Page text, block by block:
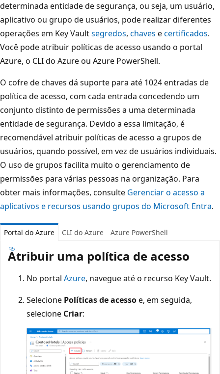
determinada entidade de segurança, ou seja, um usuário,
aplicativo ou grupo de usuários, pode realizar diferentes
operações em Key Vaultsegredos, chaves ecertificados.
Você pode atribuir políticas de acesso usando o portal
Azure, o CLI do Azure ou Azure PowerShell.
O cofre de chaves dá suporte para até 1024 entradas de
política de acesso, com cada entrada concedendo um
conjunto distinto de permissões a uma determinada
entidade de segurança. Devido a essa limitação, é
recomendável atribuir políticas de acesso a grupos de
usuários, quando possível, em vez de usuários individuais.
O uso de grupos facilita muito o gerenciamento de
permissões para várias pessoas na organização. Para
obter mais informações, consulte Gerenciar o acesso a
aplicativos e recursos usando grupos do Microsoft Entra.
Portal do Azure CLI do Azure Azure PowerShell
Atribuir uma política de acesso
No portal Azure, navegue até o recurso Key Vault.
Selecione Políticas de acessoe, em seguida,
selecione Criar: